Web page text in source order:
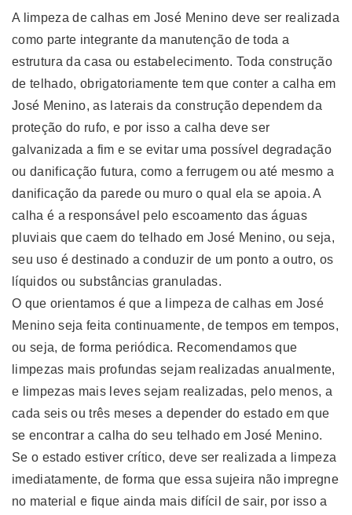
A limpeza de calhas em José Menino deve ser realizada
como parte integrante da manutenção de toda a
estrutura da casa ou estabelecimento. Toda construção
de telhado, obrigatoriamente tem que conter a calha em
José Menino, as laterais da construção dependem da
proteção do rufo, e por isso a calha deve ser
galvanizada a fim e se evitar uma possível degradação
ou danificação futura, como a ferrugem ou até mesmo a
danificação da parede ou muro o qual ela se apoia. A
calha é a responsável pelo escoamento das águas
pluviais que caem do telhado em José Menino, ou seja,
seu uso é destinado a conduzir de um ponto a outro, os
líquidos ou substâncias granuladas.
O que orientamos é que a limpeza de calhas em José
Menino seja feita continuamente, de tempos em tempos,
ou seja, de forma periódica. Recomendamos que
limpezas mais profundas sejam realizadas anualmente,
e limpezas mais leves sejam realizadas, pelo menos, a
cada seis ou três meses a depender do estado em que
se encontrar a calha do seu telhado em José Menino.
Se o estado estiver crítico, deve ser realizada a limpeza
imediatamente, de forma que essa sujeira não impregne
no material e fique ainda mais difícil de sair, por isso a